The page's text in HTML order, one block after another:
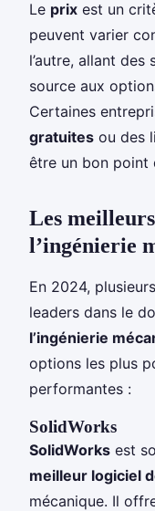
Le prix est un
peuvent varier
l’autre, allant
source aux
Certaines
gratuites ou des
être un bon point
Les
l’ingénierie
En 2024,
leaders dans le
l’ingénierie
options les plus
performantes :
SolidWorks
SolidWorks est
meilleur logiciel
mécanique. Il